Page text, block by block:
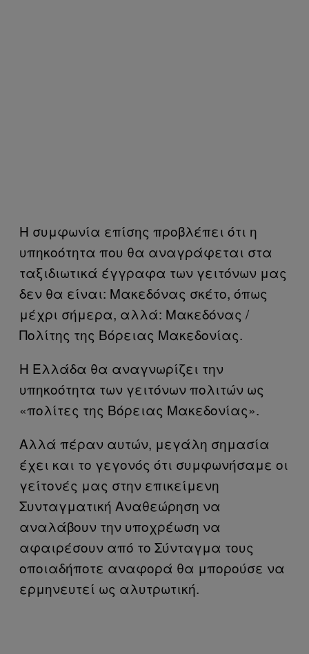
Η συμφωνία επίσης προβλέπει ότι η
υπηκοότητα που θα αναγράφεται στα
ταξιδιωτικά έγγραφα των γειτόνων μας
δεν θα είναι: Μακεδόνας σκέτο, όπως
μέχρι σήμερα, αλλά: Μακεδόνας /
Πολίτης της Βόρειας Μακεδονίας.
Η Ελλάδα θα αναγνωρίζει την
υπηκοότητα των γειτόνων πολιτών ως
«πολίτες της Βόρειας Μακεδονίας».
Αλλά πέραν αυτών, μεγάλη σημασία
έχει και το γεγονός ότι συμφωνήσαμε οι
γείτονές μας στην επικείμενη
Συνταγματική Αναθεώρηση να
αναλάβουν την υποχρέωση να
αφαιρέσουν από το Σύνταγμα τους
οποιαδήποτε αναφορά θα μπορούσε να
ερμηνευτεί ως αλυτρωτική.